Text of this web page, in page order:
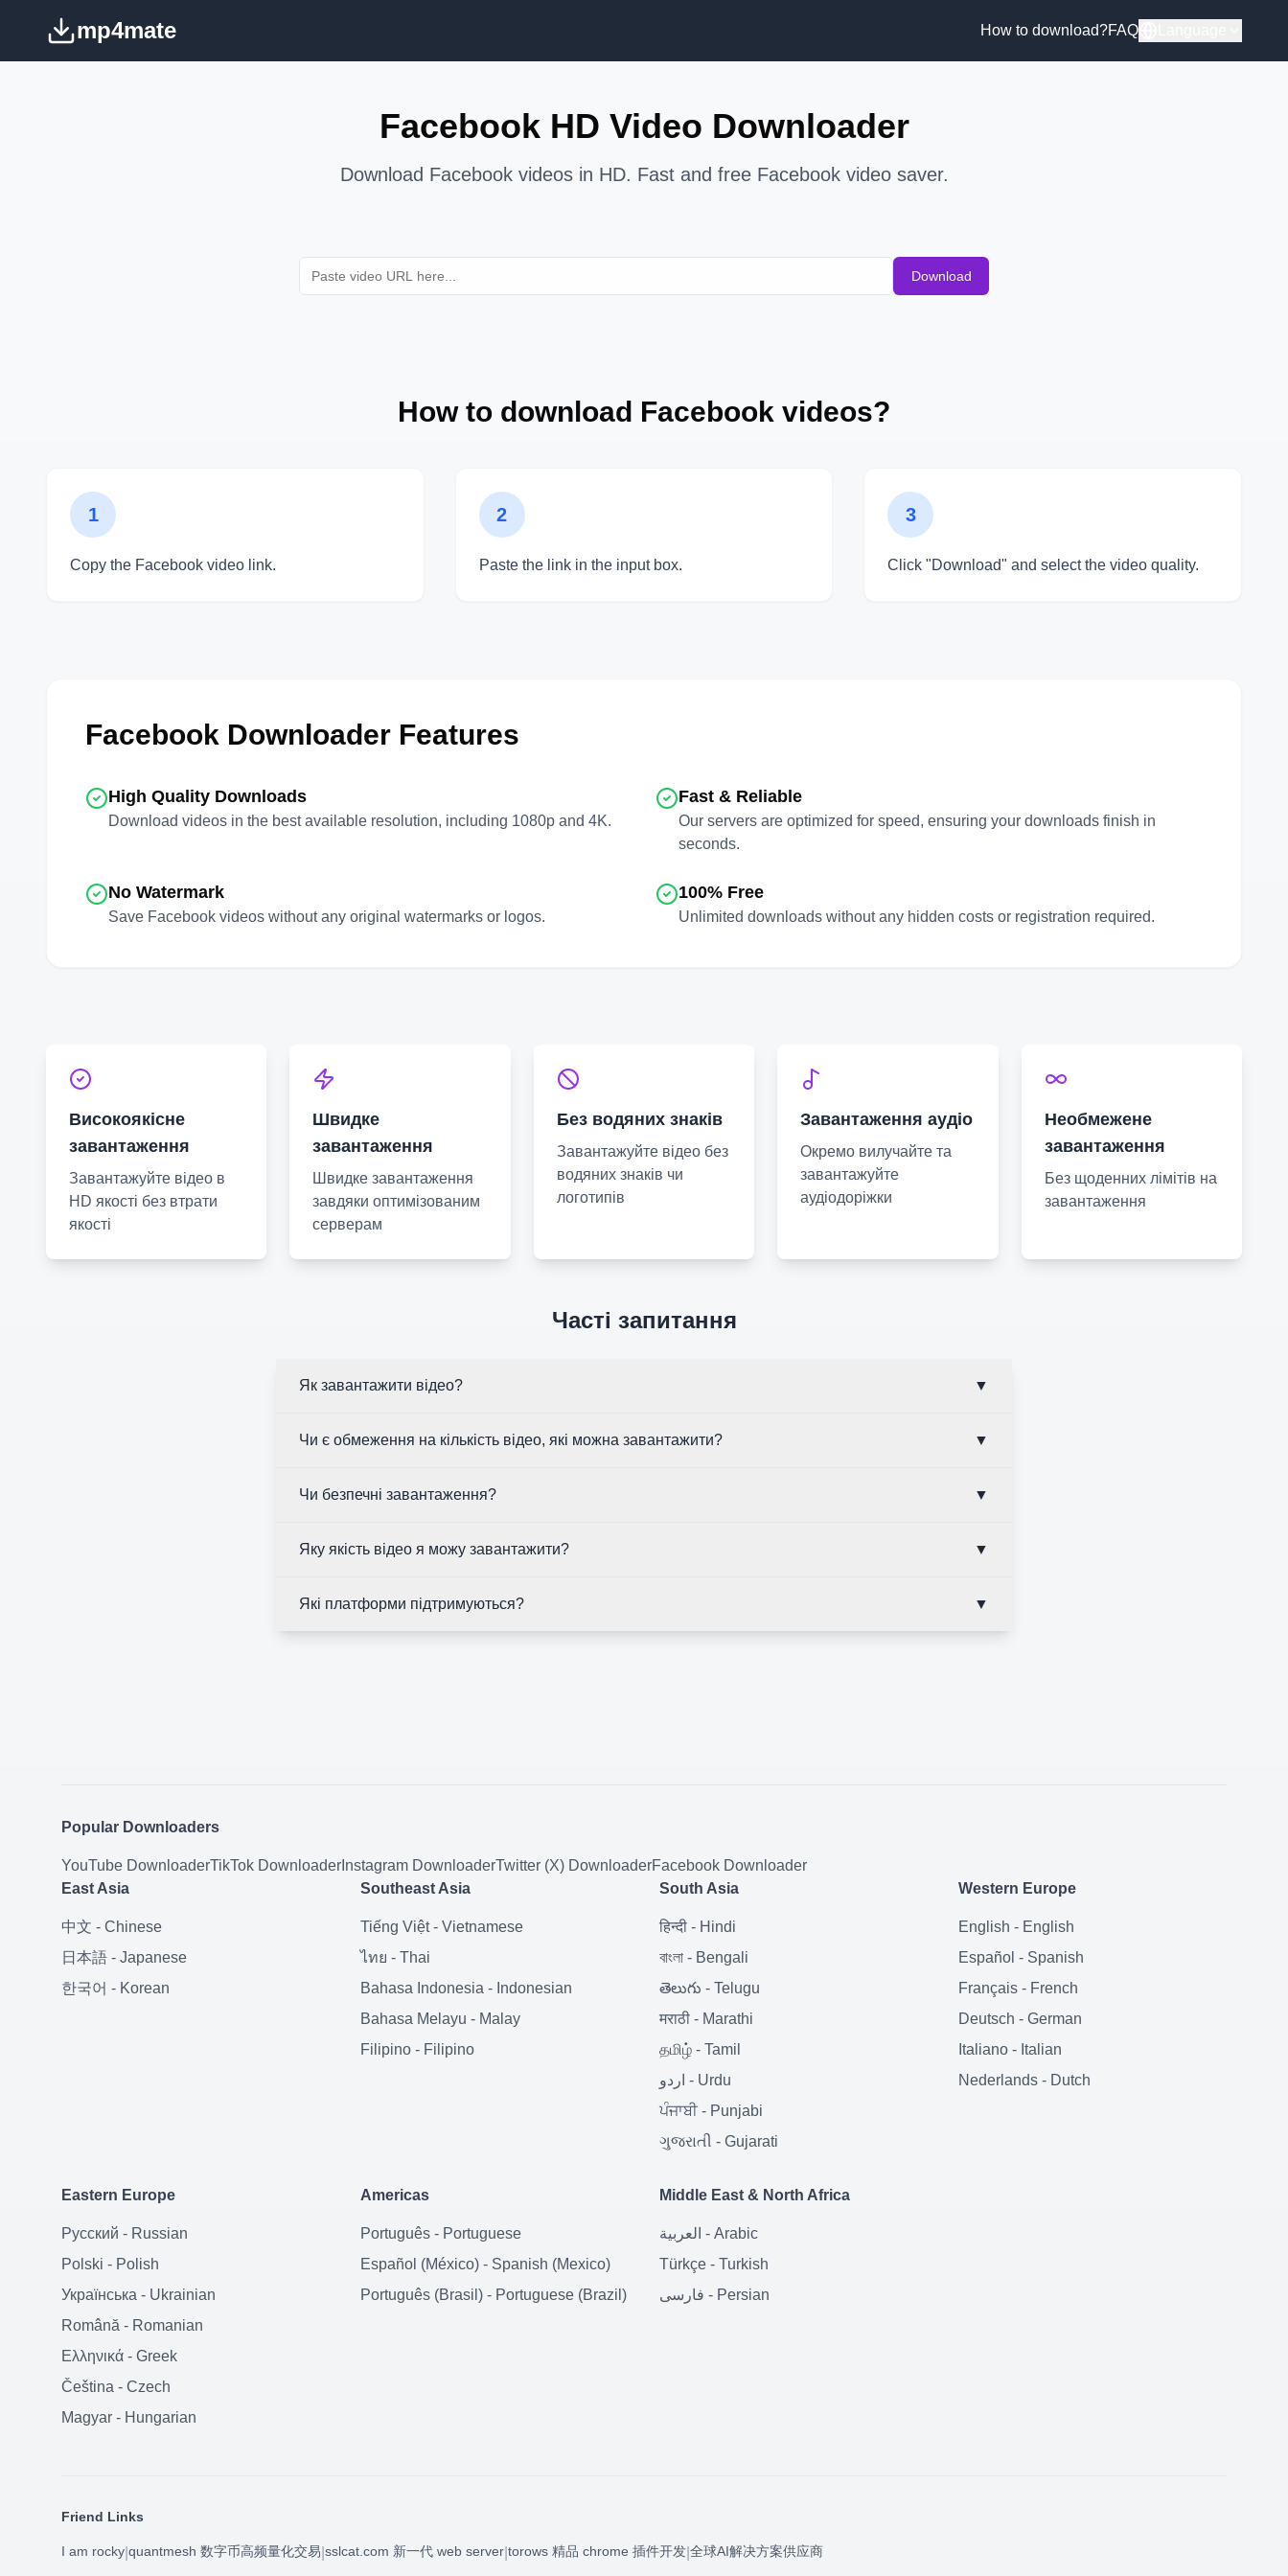
mp4mate How to download?FAQ
Facebook HD Video Downloader
Download Facebook videos in HD. Fast and free Facebook video saver.
Download
How to download Facebook videos?
1
Copy the Facebook video link.
2
Paste the link in the input box.
3
Click "Download" and select the video quality.
Facebook Downloader Features
High Quality Downloads
Download videos in the best available resolution, including 1080p and 4K.
Fast & Reliable
Our servers are optimized for speed, ensuring your downloads finish in
seconds.
No Watermark
Save Facebook videos without any original watermarks or logos.
100% Free
Unlimited downloads without any hidden costs or registration required.
Високоякісне
завантаження
Завантажуйте відео в
HD якості без втрати
якості
Швидке
завантаження
Швидке завантаження
завдяки оптимізованим
серверам
Без водяних знаків
Завантажуйте відео без
водяних знаків чи
логотипів
Завантаження аудіо
Окремо вилучайте та
завантажуйте
аудіодоріжки
Необмежене
завантаження
Без щоденних лімітів на
завантаження
Часті запитання
Як завантажити відео? ▼
Чи є обмеження на кількість відео, які можна завантажити? ▼
Чи безпечні завантаження? ▼
Яку якість відео я можу завантажити? ▼
Які платформи підтримуються? ▼
Popular Downloaders
YouTube DownloaderTikTok Downloader Instagram DownloaderTwitter (X) DownloaderFacebook Downloader
East Asia
中文 - Chinese
日本語 - Japanese
한국어 - Korean
Southeast Asia
Tiếng Việt- Vietnamese
ไทย - Thai
Bahasa Indonesia - Indonesian
Bahasa Melayu - Malay
Filipino - Filipino
South Asia
हिन्दी - Hindi
বাংলা - Bengali
తెలుగు - Telugu
मराठी - Marathi
தமிழ் - Tamil
اردو - Urdu
ਪੰਜਾਬੀ - Punjabi
ગુજરાતી - Gujarati
Western Europe
English - English
Español - Spanish
Français - French
Deutsch - German
Italiano - Italian
Nederlands - Dutch
Eastern Europe
Русский - Russian
Polski - Polish
Українська - Ukrainian
Română - Romanian
Ελληνικά - Greek
Čeština - Czech
Magyar - Hungarian
Americas
Português - Portuguese
Español (México) - Spanish (Mexico)
Português (Brasil) - Portuguese (Brazil)
Middle East & North Africa
العربية - Arabic
Türkçe - Turkish
فارسی - Persian
Friend Links
I am rocky quantmesh 数字币高频量化交易 sslcat.com 新一代 web server torows 精品 chrome 插件开发 全球AI解决方案供应商